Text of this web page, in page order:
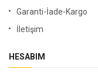
Garanti-İade-Kargo
İletişim
HESABIM